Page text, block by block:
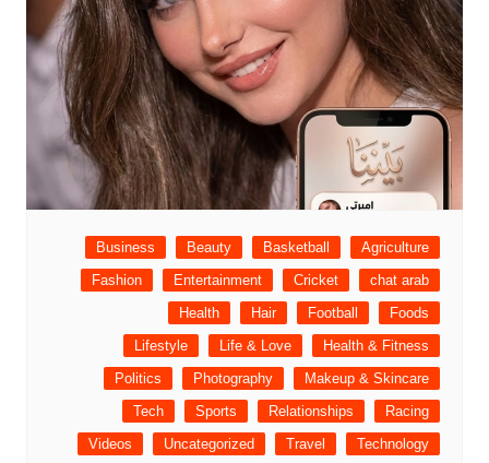
Agriculture
Basketball
Beauty
Business
chat arab
Cricket
Entertainment
Fashion
Foods
Football
Hair
Health
Health & Fitness
Life & Love
Lifestyle
Makeup & Skincare
Photography
Politics
Racing
Relationships
Sports
Tech
Technology
Travel
Uncategorized
Videos